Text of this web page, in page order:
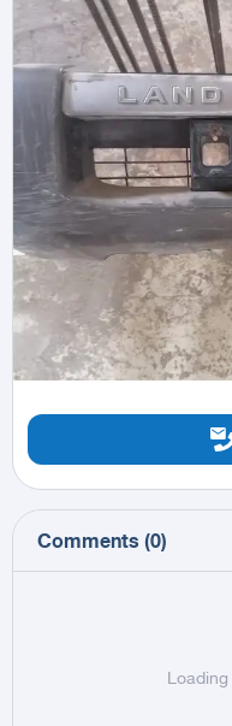
Comments (0)